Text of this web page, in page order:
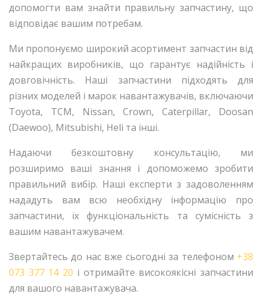
допомогти вам знайти правильну запчастину, що
відповідає вашим потребам.
Ми пропонуємо широкий асортимент запчастин від
найкращих виробників, що гарантує надійність і
довговічність. Наші запчастини підходять для
різних моделей і марок навантажувачів, включаючи
Toyota, TCM, Nissan, Crown, Caterpillar, Dооsan
(Daewoo), Mitsubishi, Heli та інші.
Надаючи безкоштовну консультацію, ми
розширимо ваші знання і допоможемо зробити
правильний вибір. Наші експерти з задоволенням
нададуть вам всю необхідну інформацію про
запчастини, їх функціональність та сумісність з
вашим навантажувачем.
Звертайтесь до нас вже сьогодні за телефоном +38
073 377 14 20 і отримайте високоякісні запчастини
для вашого навантажувача.